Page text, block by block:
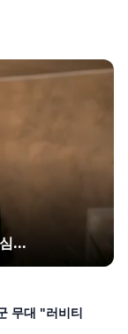
...
무대 "러비티